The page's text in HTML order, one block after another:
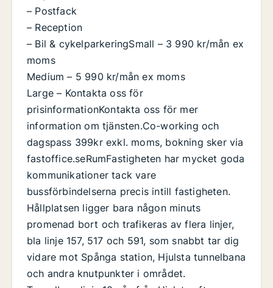
– Postfack
– Reception
– Bil & cykelparkeringSmall – 3 990 kr/mån ex
moms
Medium – 5 990 kr/mån ex moms
Large – Kontakta oss för
prisinformationKontakta oss för mer
information om tjänsten.Co-working och
dagspass 399kr exkl. moms, bokning sker via
fastoffice.seRumFastigheten har mycket goda
kommunikationer tack vare
bussförbindelserna precis intill fastigheten.
Hållplatsen ligger bara någon minuts
promenad bort och trafikeras av flera linjer,
bla linje 157, 517 och 591, som snabbt tar dig
vidare mot Spånga station, Hjulsta tunnelbana
och andra knutpunkter i området.